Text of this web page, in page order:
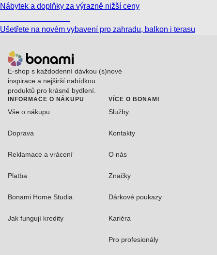
Nábytek a doplňky za výrazně nižší ceny
Ušetřete na novém vybavení pro zahradu, balkon i terasu
E-shop s každodenní dávkou (s)nové
inspirace a nejširší nabídkou
produktů pro krásné bydlení.
INFORMACE O NÁKUPU
Vše o nákupu
Doprava
Reklamace a vrácení
Platba
Bonami Home Studia
Jak fungují kredity
VÍCE O BONAMI
Služby
Kontakty
O nás
Značky
Dárkové poukazy
Kariéra
Pro profesionály